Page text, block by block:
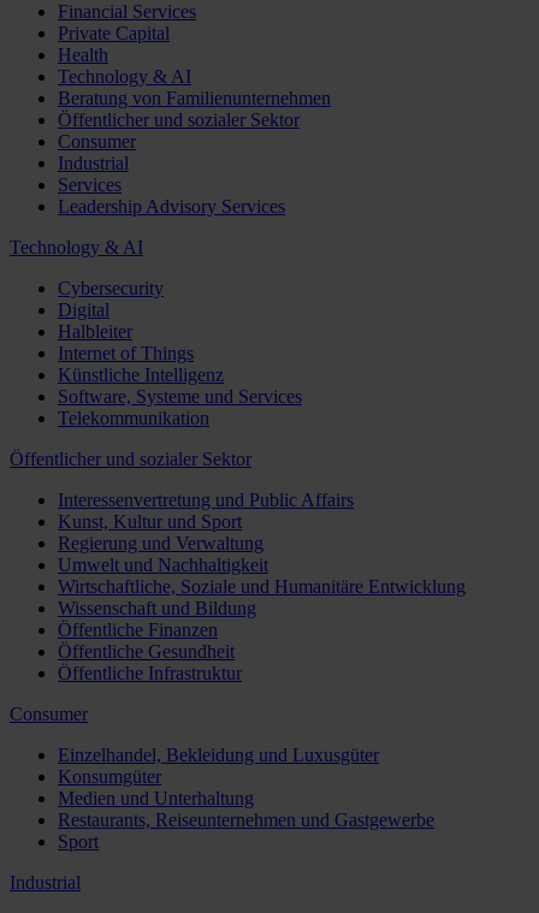
Financial Services
Private Capital
Health
Technology & AI
Beratung von Familienunternehmen
Öffentlicher und sozialer Sektor
Consumer
Industrial
Services
Leadership Advisory Services
Technology & AI
Cybersecurity
Digital
Halbleiter
Internet of Things
Künstliche Intelligenz
Software, Systeme und Services
Telekommunikation
Öffentlicher und sozialer Sektor
Interessenvertretung und Public Affairs
Kunst, Kultur und Sport
Regierung und Verwaltung
Umwelt und Nachhaltigkeit
Wirtschaftliche, Soziale und Humanitäre Entwicklung
Wissenschaft und Bildung
Öffentliche Finanzen
Öffentliche Gesundheit
Öffentliche Infrastruktur
Consumer
Einzelhandel, Bekleidung und Luxusgüter
Konsumgüter
Medien und Unterhaltung
Restaurants, Reiseunternehmen und Gastgewerbe
Sport
Industrial